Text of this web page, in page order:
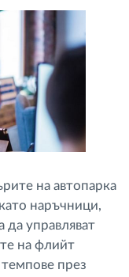
шофьора
на автопарка
наръчници,
да управляват
на флийт
през